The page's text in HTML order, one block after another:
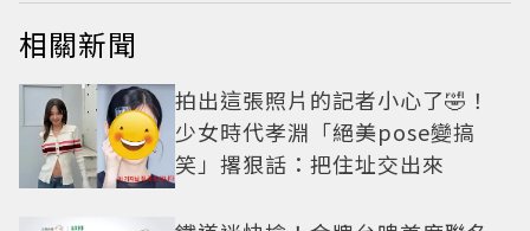
相關新聞
拍出這張照片的記者小心了🤣！
少女時代孝淵「絕美pose變搞
笑」撂狠話：把住址交出來